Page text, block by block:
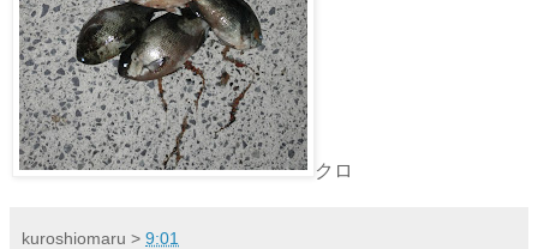
クロ
kuroshiomaru > 9:01